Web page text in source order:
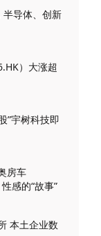
半导体、创新
）大涨超
”宇树科技即
房车
感的“故事”
本土企业数